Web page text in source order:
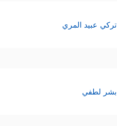
تركي عبيد المري
بشر لطفي